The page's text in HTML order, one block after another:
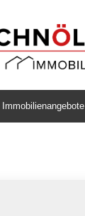
Immobilienangebote